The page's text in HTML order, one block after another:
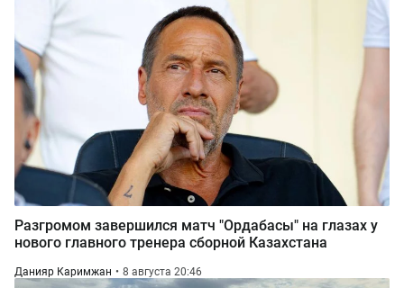
Разгромом завершился матч "Ордабасы" на глазах у
нового главного тренера сборной Казахстана
Данияр Каримжан 8 августа 20:46